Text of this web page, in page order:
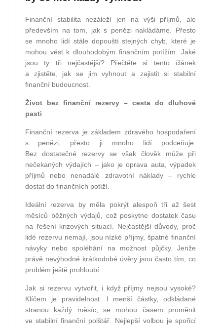
Finanční stabilita nezáleží jen na výši příjmů, ale
především na tom, jak s penězi nakládáme. Přesto
se mnoho lidí stále dopouští stejných chyb, které je
mohou vést k dlouhodobým finančním potížím. Jaké
jsou ty tři nejčastější? Přečtěte si tento článek
a zjistěte, jak se jim vyhnout a zajistit si stabilní
finanční budoucnost.
Život bez finanční rezervy – cesta do dluhové
pasti
Finanční rezerva je základem zdravého hospodaření
s penězi, přesto ji mnoho lidí podceňuje.
Bez dostatečné rezervy se však člověk může při
nečekaných výdajích – jako je oprava auta, výpadek
příjmů nebo nenadálé zdravotní náklady – rychle
dostat do finančních potíží.
Ideální rezerva by měla pokrýt alespoň tři až šest
měsíců běžných výdajů, což poskytne dostatek času
na řešení krizových situací. Nejčastější důvody, proč
lidé rezervu nemají, jsou nízké příjmy, špatné finanční
návyky nebo spoléhání na možnost půjčky. Jenže
právě nevýhodné krátkodobé úvěry jsou často tím, co
problém ještě prohloubí.
Jak si rezervu vytvořit, i když příjmy nejsou vysoké?
Klíčem je pravidelnost. I menší částky, odkládané
stranou každý měsíc, se mohou časem proměnit
ve stabilní finanční polštář. Nejlepší volbou je spořicí